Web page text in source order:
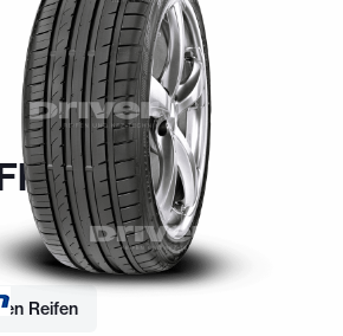
CC
Reifen